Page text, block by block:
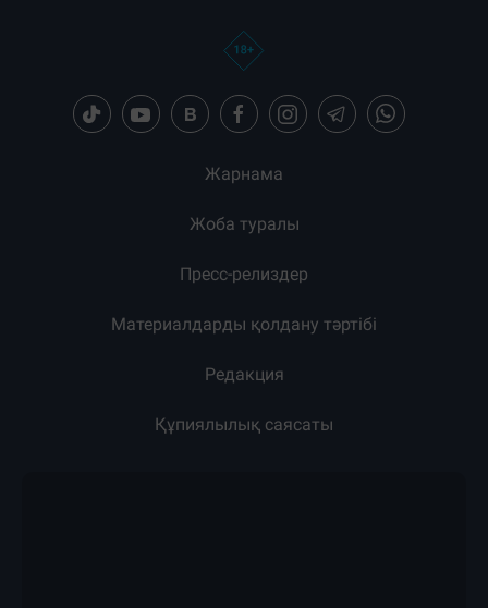
Жарнама
Жоба туралы
Пресс-релиздер
Материалдарды қолдану тәртібі
Редакция
Құпиялылық саясаты